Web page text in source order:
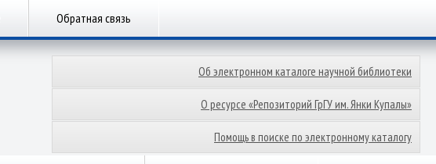
Обратная связь
Об электронном каталоге научной библиотеки
О ресурсе «Репозиторий ГрГУ им. Янки Купалы»
Помощь в поиске по электронному каталогу